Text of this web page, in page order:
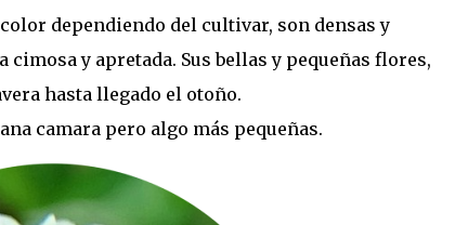
dependiendo del cultivar, son densas y
y apretada. Sus bellas y pequeñas flores,
hasta llegado el otoño.
camara pero algo más pequeñas.